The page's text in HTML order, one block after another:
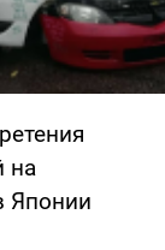
из
такое?